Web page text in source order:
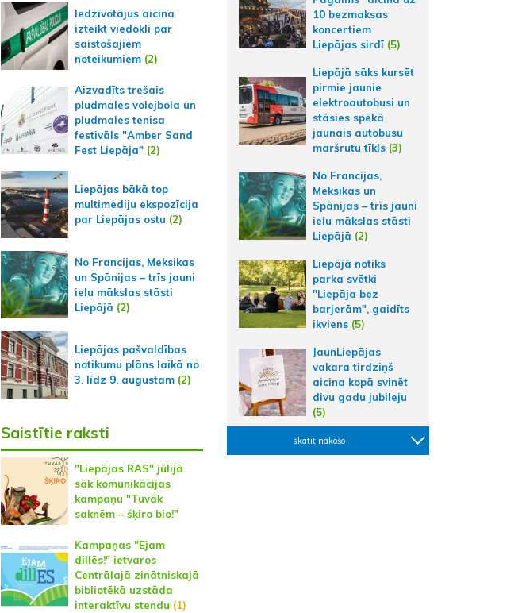
Iedzīvotājus aicina
izteikt viedokli par
saistošajiem
noteikumiem (2)
Aizvadīts trešais
pludmales volejbola un
pludmales tenisa
festivāls "Amber Sand
Fest Liepāja"(2)
Liepājas bākā top
multimediju ekspozīcija
par Liepājas ostu (2)
No Francijas, Meksikas
un Spānijas – trīs jauni
ielu mākslas stāsti
Liepājā (2)
Liepājas pašvaldības
notikumu plāns laikā no
3. līdz 9. augustam(2)
Saistītie raksti
"Liepājas RAS" jūlijā
sāk komunikācijas
kampaņu "Tuvāk
saknēm – šķiro bio!"
Kampaņas "Ejam
dillēs!" ietvaros
Centrālajā zinātniskajā
bibliotēkā uzstāda
interaktīvu stendu (1)
10 bezmaksas
koncertiem
Liepājas sirdī (5)
Liepājā sāks kursēt
pirmie jaunie
elektroautobusi un
stāsies spēkā
jaunais autobusu
maršrutu tīkls (3)
No Francijas,
Meksikas un
Spānijas – trīs jauni
ielu mākslas stāsti
Liepājā (2)
Liepājā notiks
parka svētki
"Liepāja bez
barjerām", gaidīts
ikviens (5)
JaunLiepājas
vakara tirdziņš
aicina kopā svinēt
divu gadu jubileju
(5)
skatīt nākošo